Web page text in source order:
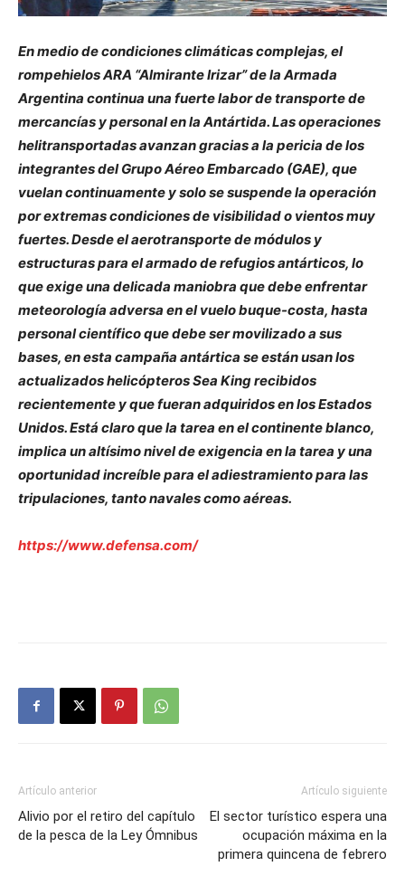
En medio de condiciones climáticas complejas, el
rompehielos ARA “Almirante Irizar” de la Armada
Argentina continua una fuerte labor de transporte de
mercancías y personal en la Antártida. Las operaciones
helitransportadas avanzan gracias a la pericia de los
integrantes del Grupo Aéreo Embarcado (GAE), que
vuelan continuamente y solo se suspende la operación
por extremas condiciones de visibilidad o vientos muy
fuertes. Desde el aerotransporte de módulos y
estructuras para el armado de refugios antárticos, lo
que exige una delicada maniobra que debe enfrentar
meteorología adversa en el vuelo buque-costa, hasta
personal científico que debe ser movilizado a sus
bases, en esta campaña antártica se están usan los
actualizados helicópteros Sea King recibidos
recientemente y que fueran adquiridos en los Estados
Unidos. Está claro que la tarea en el continente blanco,
implica un altísimo nivel de exigencia en la tarea y una
oportunidad increíble para el adiestramiento para las
tripulaciones, tanto navales como aéreas.
https://www.defensa.com/
Artículo anterior
Alivio por el retiro del capítulo
de la pesca de la Ley Ómnibus
Artículo siguiente
El sector turístico espera una
ocupación máxima en la
primera quincena de febrero